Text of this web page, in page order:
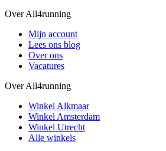
Over All4running
Mijn account
Lees ons blog
Over ons
Vacatures
Over All4running
Winkel Alkmaar
Winkel Amsterdam
Winkel Utrecht
Alle winkels